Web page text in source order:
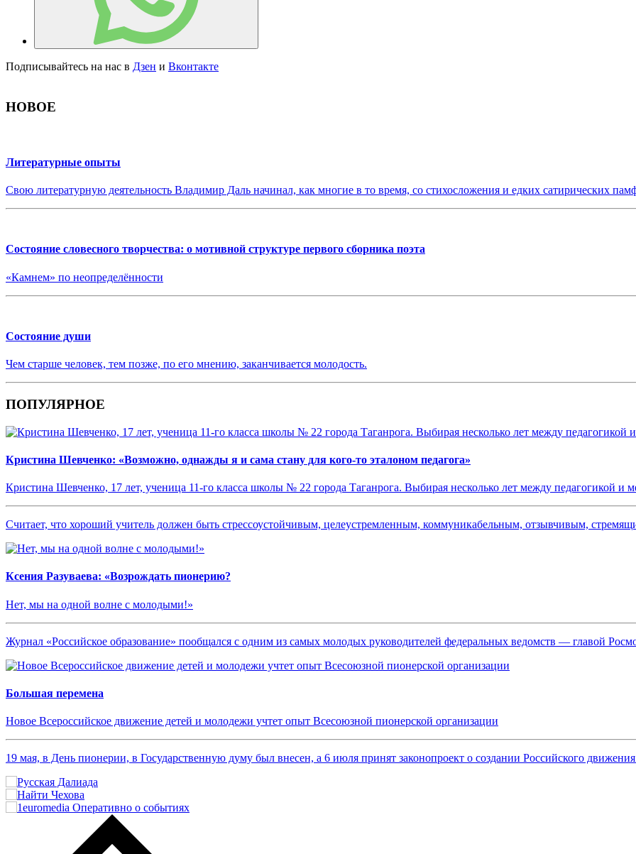
Подписывайтесь на нас в Дзен и Вконтакте
НОВОЕ
Литературные опыты
Свою литературную деятельность Владимир Даль начинал, как многие в то время, со стихосложения и едких сатирических
Состояние словесного творчества: о мотивной структуре первого сборника поэта
«Камнем» по неопределённости
Состояние души
Чем старше человек, тем позже, по его мнению, заканчивается молодость.
ПОПУЛЯРНОЕ
Кристина Шевченко: «Возможно, однажды я и сама стану для кого-то эталоном педагога»
Кристина Шевченко, 17 лет, ученица 11-го класса школы № 22 города Таганрога. Выбирая несколько лет между педагогикой и
Считает, что хороший учитель должен быть стрессоустойчивым, целеустремленным, коммуникабельным, отзывчивым,
Ксения Разуваева: «Возрождать пионерию?
Нет, мы на одной волне с молодыми!»
Журнал «Российское образование» пообщался с одним из самых молодых руководителей федеральных ведомств — главой
Большая перемена
Новое Всероссийское движение детей и молодежи учтет опыт Всесоюзной пионерской организации
19 мая, в День пионерии, в Государственную думу был внесен, а 6 июля принят законопроект о создании Российского